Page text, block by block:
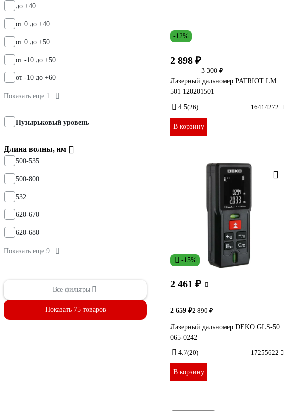
до +40
от 0 до +40
от 0 до +50
от -10 до +50
от -10 до +60
Показать еще 1
Пузырьковый уровень
Длина волны, нм
500-535
500-800
532
620-670
620-680
Показать еще 9
Все фильтры
Показать 75 товаров
-12%
2 898 ₽
3 300 ₽
Лазерный дальномер PATRIOT LM
501 120201501
4.5(26) 16414272
В корзину
-15%
2 461 ₽
2 659 ₽2 890 ₽
Лазерный дальномер DEKO GLS-50
065-0242
4.7(20) 17255622
В корзину